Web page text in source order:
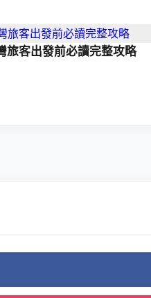
客出發前必讀完整攻略